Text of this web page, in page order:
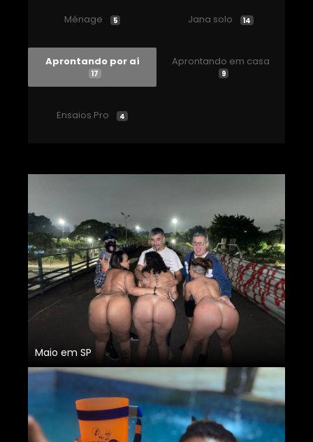
Ménage 5 Jana solo 14
Aprontando por aí
17
Aprontando em casa
9
Ensaios Pro 4
Maio em SP